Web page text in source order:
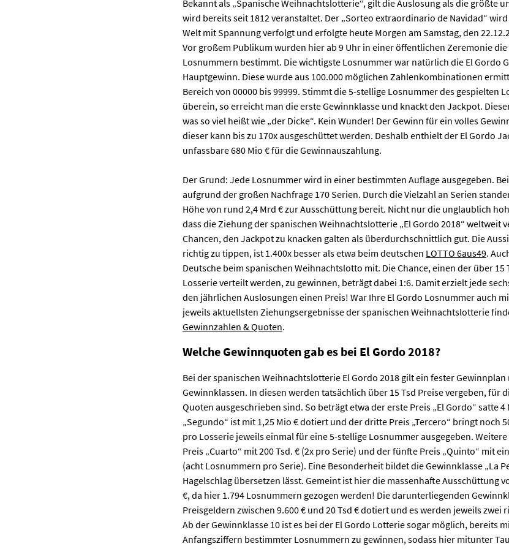
Bekannt als „Spanische Weihnachtslotterie“, gilt die Auslosung als die größte
wird bereits seit 1812 veranstaltet. Der „Sorteo extraordinario de Navidad“
Welt mit Spannung verfolgt und erfolgte heute Morgen am Samstag, den
Vor großem Publikum wurden hier ab 9 Uhr in einer öffentlichen Zeremonie
Losnummern bestimmt. Die wichtigste Losnummer war natürlich die El Gordo
Hauptgewinn. Diese wurde aus 100.000 möglichen Zahlenkombinationen
Bereich von 00000 bis 99999. Stimmt die 5-stellige Losnummer des gespielten
überein, so erreicht man die erste Gewinnklasse und knackt den Jackpot.
was so viel heißt wie „der Dicke“. Kein Wunder! Der Gewinn für ein volles
dieser kann bis zu 170x ausgeschüttet werden. Deshalb enthielt der El Gordo
unfassbare 680 Mio € für die Gewinnauszahlung.
Der Grund: Jede Losnummer wird in einer bestimmten Auflage ausgegeben.
aufgrund der großen Nachfrage 170 Serien. Durch die Vielzahl an Serien
Höhe von rund 2,4 Mrd € zur Ausschüttung bereit. Nicht nur die unglaublich
dass die Ziehung der spanischen Weihnachtslotterie „El Gordo 2018“ weltweit
Chancen, den Jackpot zu knacken galten als überdurchschnittlich gut. Die
richtig zu tippen, ist 1.400x besser als etwa beim deutschen LOTTO 6aus49.
Deutsche beim spanischen Weihnachtslotto mit. Die Chance, einen der über 15
Losserie verteilt werden, zu gewinnen, beträgt dabei 1:6. Damit erzielt jede
den jährlichen Auslosungen einen Preis! War Ihre El Gordo Losnummer auch
jeweils aktuellsten Ziehungsergebnisse der spanischen Weihnachtslotterie
Gewinnzahlen & Quoten.
Welche Gewinnquoten gab es bei El Gordo 2018?
Bei der spanischen Weihnachtslotterie El Gordo 2018 gilt ein fester Gewinnplan
Gewinnklassen. In diesen werden tatsächlich über 15 Tsd Preise vergeben, für
Quoten ausgeschrieben sind. So beträgt etwa der erste Preis „El Gordo“ satte 4
„Segundo“ ist mit 1,25 Mio € dotiert und der dritte Preis „Tercero“ bringt noch
pro Losserie jeweils einmal für eine 5-stellige Losnummer ausgegeben.
Preis „Cuarto“ mit 200 Tsd. € (2x pro Serie) und der fünfte Preis „Quinto“ mit
(acht Losnummern pro Serie). Eine Besonderheit bildet die Gewinnklasse „La
Hagelschlag übersetzen lässt. Gemeint ist hier die massenhafte Ausschüttung
€, da hier 1.794 Losnummern gezogen werden! Die darunterliegenden
Preisgeldern zwischen 9.600 € und 20 Tsd € dotiert und es werden jeweils
Ab der Gewinnklasse 10 ist es bei der El Gordo Lotterie sogar möglich, bereits
Anfangsziffern bestimmter Losnummern zu gewinnen, sodass hier mitunter